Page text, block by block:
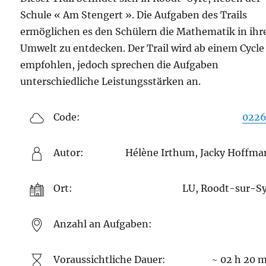
Schule « Am Stengert ». Die Aufgaben des Trails
ermöglichen es den Schülern die Mathematik in
Umwelt zu entdecken. Der Trail wird ab einem Cycle
empfohlen, jedoch sprechen die Aufgaben
unterschiedliche Leistungsstärken an.
Code:
Autor: Hélène Irthum, Jacky
Ort: LU, Roodt-sur-
Anzahl an Aufgaben:
Voraussichtliche Dauer: ~ 02 h 20